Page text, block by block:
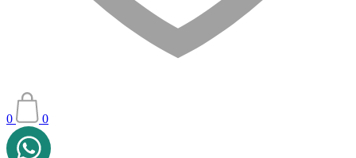
0 0